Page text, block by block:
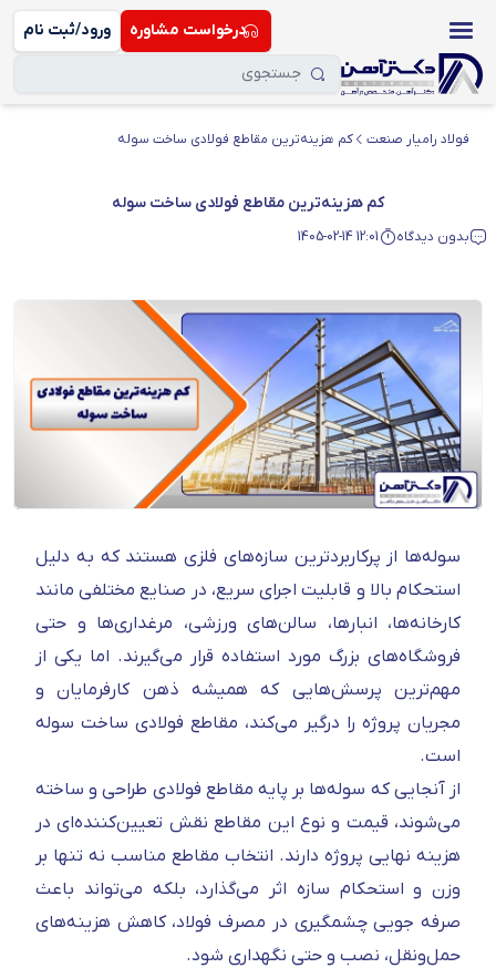
درخواست مشاوره ورود/ثبت نام
فولاد رامیار صنعت کم هزینه‌ترین مقاطع فولادی ساخت سوله
کم هزینه‌ترین مقاطع فولادی ساخت سوله
بدون دیدگاه 1405-02-14 12:01
سوله‌ها از پرکاربردترین سازه‌های فلزی هستند که به دلیل
استحکام بالا و قابلیت اجرای سریع، در صنایع مختلفی مانند
کارخانه‌ها، انبارها، سالن‌های ورزشی، مرغداری‌ها و حتی
فروشگاه‌های بزرگ مورد استفاده قرار می‌گیرند. اما یکی از
مهم‌ترین پرسش‌هایی که همیشه ذهن کارفرمایان و
مجریان پروژه را درگیر می‌کند، مقاطع فولادی ساخت سوله
است.
از آنجایی‌ که سوله‌ها بر پایه مقاطع فولادی طراحی و ساخته
می‌شوند، قیمت و نوع این مقاطع نقش تعیین‌کننده‌ای در
هزینه نهایی پروژه دارند. انتخاب مقاطع مناسب نه‌ تنها بر
وزن و استحکام سازه اثر می‌گذارد، بلکه می‌تواند باعث
صرفه‌ جویی چشمگیری در مصرف فولاد، کاهش هزینه‌های
حمل‌ونقل، نصب و حتی نگهداری شود.